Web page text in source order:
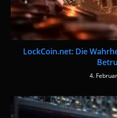
LockCoin.net: Die
4.